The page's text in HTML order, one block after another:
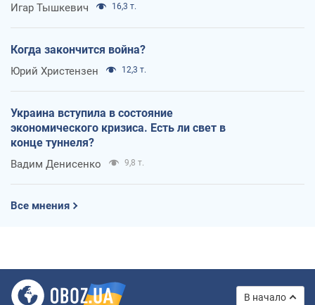
Игар Тышкевич 16,3 т.
Когда закончится война?
Юрий Христензен 12,3 т.
Украина вступила в состояние
экономического кризиса. Есть ли свет в
конце туннеля?
Вадим Денисенко 9,8 т.
Все мнения
В начало